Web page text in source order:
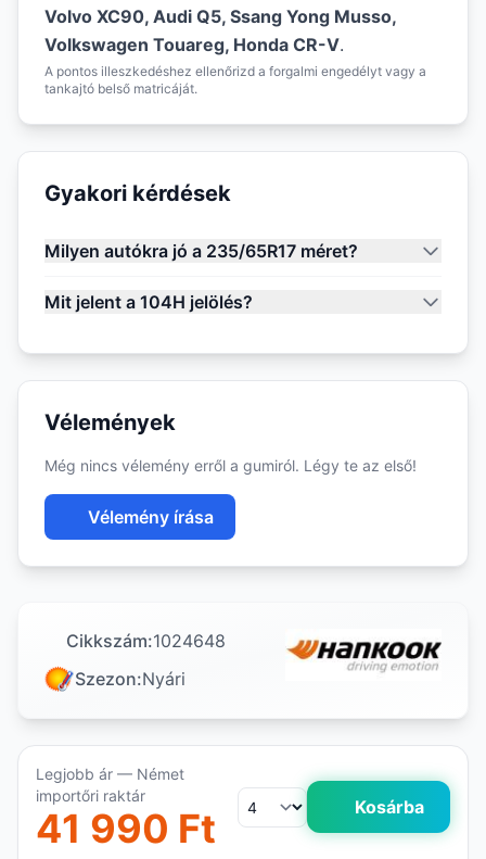
Volvo XC90, Audi Q5, Ssang Yong Musso,
Volkswagen Touareg, Honda CR-V.
A pontos illeszkedéshez ellenőrizd a forgalmi engedélyt vagy a
tankajtó belső matricáját.
Gyakori kérdések
Milyen autókra jó a 235/65R17 méret?
Mit jelent a 104H jelölés?
Vélemények
Még nincs vélemény erről a gumiról. Légy te az első!
Vélemény írása
Cikkszám:1024648
Szezon:Nyári
Legjobb ár — Német
importőri raktár
41 990 Ft Kosárba